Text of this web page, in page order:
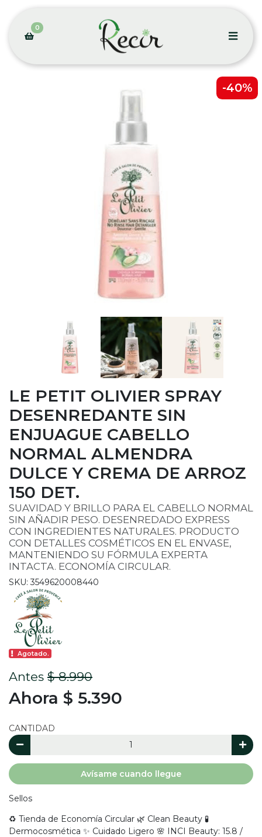
0
-40%
LE PETIT OLIVIER SPRAY
DESENREDANTE SIN
ENJUAGUE CABELLO
NORMAL ALMENDRA
DULCE Y CREMA DE ARROZ
150 DET.
SUAVIDAD Y BRILLO PARA EL CABELLO NORMAL
SIN AÑADIR PESO. DESENREDADO EXPRESS
CON INGREDIENTES NATURALES. PRODUCTO
CON DETALLES COSMÉTICOS EN EL ENVASE,
MANTENIENDO SU FÓRMULA EXPERTA
INTACTA. ECONOMÍA CIRCULAR.
SKU: 3549620008440
Agotado.
Antes $ 8.990
Ahora $ 5.390
CANTIDAD
Avísame cuando llegue
Sellos
♻️ Tienda de Economía Circular 🌿 Clean Beauty 🧪
Dermocosmética ✨ Cuidado Ligero 🌸 INCI Beauty: 15.8 /